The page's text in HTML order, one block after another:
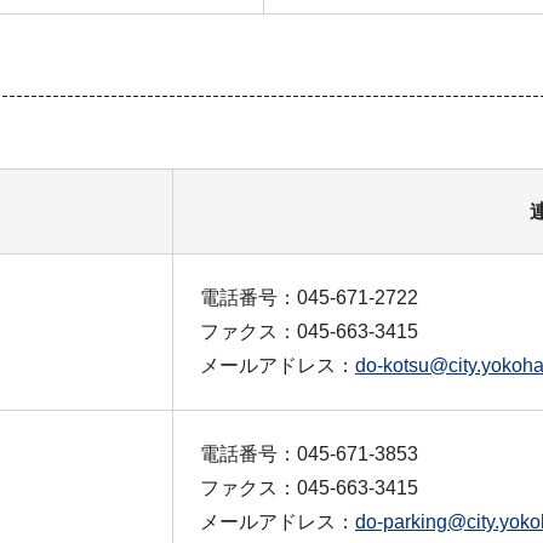
電話番号：045-671-2722
ファクス：045-663-3415
メールアドレス： do-
電話番号：045-671-3853
ファクス：045-663-3415
メールアドレス： do-